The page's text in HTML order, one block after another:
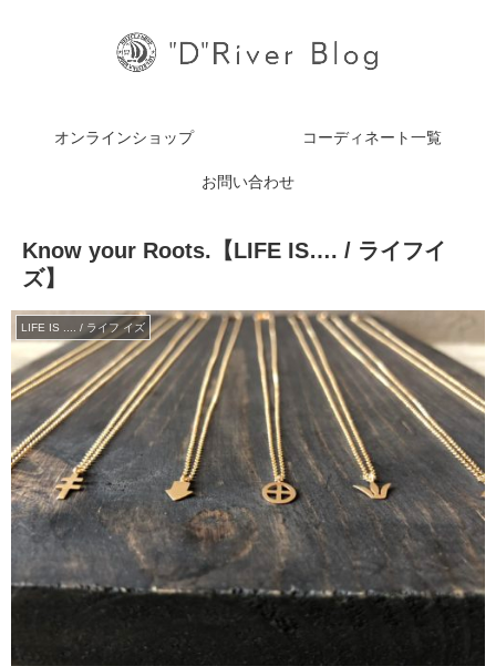
オンラインショップ コーディネート一覧
お問い合わせ
Know your Roots.【LIFE IS…. / ライフイ
ズ】
LIFE IS .... / ライフ イズ